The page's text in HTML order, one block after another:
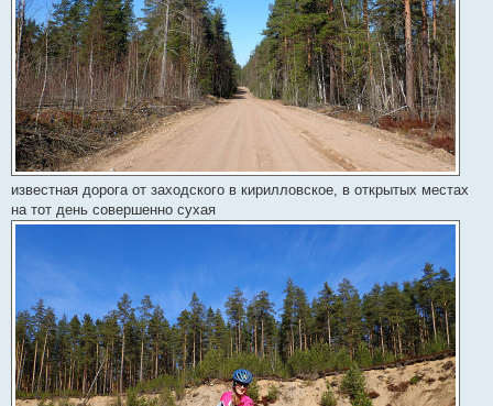
известная дорога от заходского в кирилловское, в открытых местах
на тот день совершенно сухая